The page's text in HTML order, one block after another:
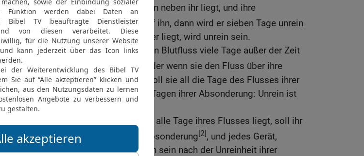
24 Und wenn etwa ein Mann neben ihr liegt, und ihre
Absonderung[2]kommt auf ihn, dann wird er sieben Tage unrein
sein. Jedes Lager, worauf er liegt, wird unrein sein.
25 Und wenn eine Frau ihren Blutfluss viele Tage außer der Zeit
ihrer Absonderung
hat oder wenn sie den Fluss über ihre
Absonderung hinaus hat, soll sie all die Tage des Flusses ihrer
Unreinheit sein wie in den Tagen ihrer Absonderung: Unrein ist
sie.
Jedes Lager, worauf sie alle Tage ihres Flusses liegt, soll ihr
sein wie das Lager ihrer Absonderung[2], und jedes Gerät,
worauf sie sitzt, wird unrein sein nach der Unreinheit ihrer